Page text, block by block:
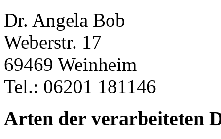
Dr. Angela Bob
Weberstr. 17
69469 Weinheim
Tel.: 06201 181146
Arten der verarbeiteten